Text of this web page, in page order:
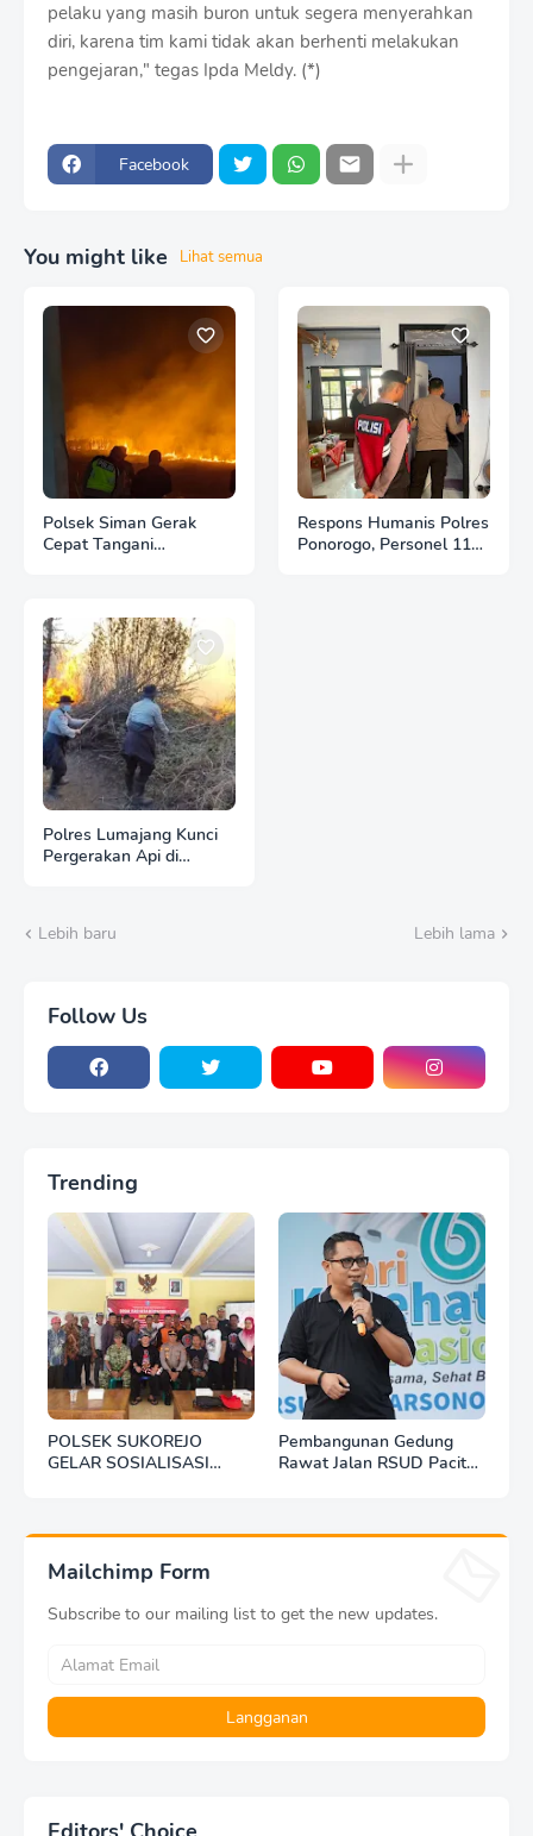
pelaku yang masih buron untuk segera menyerahkan
diri, karena tim kami tidak akan berhenti melakukan
pengejaran," tegas Ipda Meldy. (*)
Facebook
You might like Lihat semua
Polsek Siman Gerak
Cepat Tangani
Respons Humanis Polres
Ponorogo, Personel 110
Polres Lumajang Kunci
Pergerakan Api di
Lebih baru
Lebih lama
Follow Us
Trending
POLSEK SUKOREJO
GELAR SOSIALISASI
Pembangunan Gedung
Rawat Jalan RSUD Pacitan
Mailchimp Form
Subscribe to our mailing list to get the new updates.